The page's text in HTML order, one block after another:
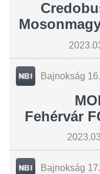
Bajnokság
Fehérvár
Bajnokság